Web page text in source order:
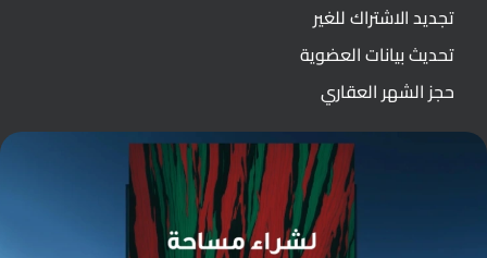
تجديد الاشتراك للغير
تحديث بيانات العضوية
حجز الشهر العقاري